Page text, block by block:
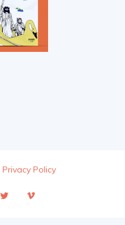
Privacy Policy